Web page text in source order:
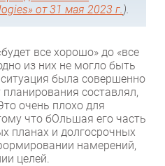
от 31 мая 2023 г.).
все хорошо» до «все
из них не могло быть
была совершенно
составлял,
очень плохо для
что бОльшая его часть
планах и долгосрочных
намерений,
целей.